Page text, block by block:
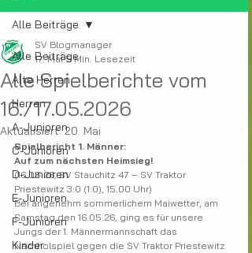
Alle Beiträge
Alte Herren
Herren
A-Junioren
C-Junioren
D-Junioren
E-Junioren
F-Junioren
Kinder
Alle Beiträge
Alle Spielberichte vom
16./17.05.2026
SV Blogmanager
17. Mai 5 Min. Lesezeit
Aktualisiert:20. Mai
Spielbericht 1. Männer:
Auf zum nächsten Heimsieg!
(16.05.26, SV Stauchitz 47 – SV Traktor
Priestewitz 3:0 (1:0), 15.00 Uhr)
Bei angenehm sommerlichem Maiwetter, am
Samstag den 16.05.26, ging es für unsere
Jungs der 1. Männermannschaft das
Nachholspiel gegen die SV Traktor Priestewitz